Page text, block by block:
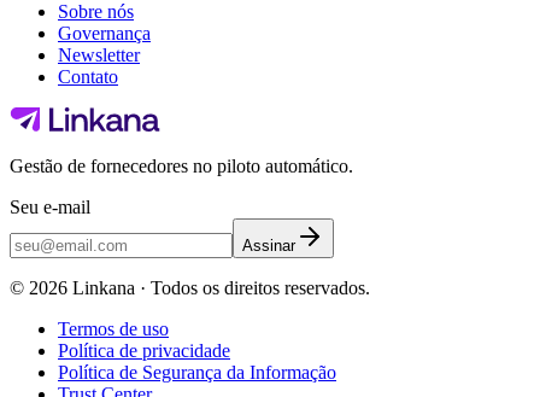
Sobre nós
Governança
Newsletter
Contato
Gestão de fornecedores no piloto automático.
Seu e-mail
Assinar
© 2026 Linkana · Todos os direitos reservados.
Termos de uso
Política de privacidade
Política de Segurança da Informação